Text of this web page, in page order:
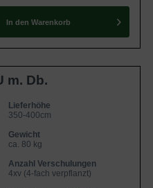
In den Warenkorb
m. Db.
Lieferhöhe
350-400cm
Gewicht
ca. 80 kg
Anzahl Verschulungen
4xv (4-fach verpflanzt)